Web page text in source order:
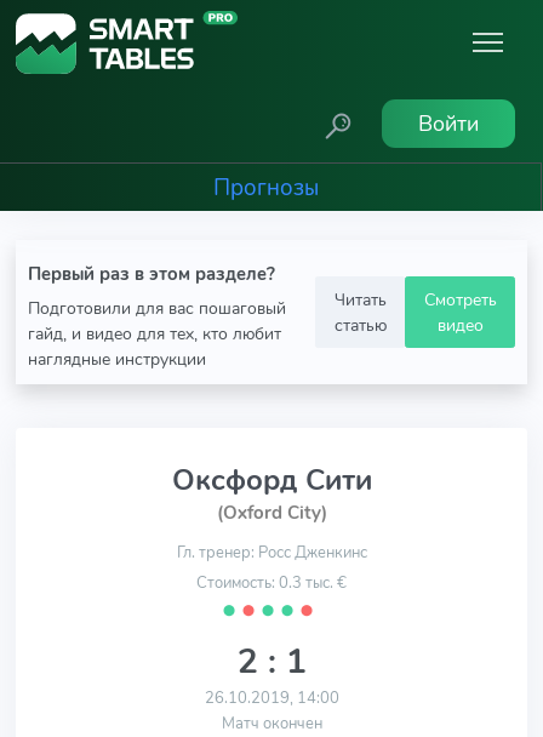
Войти
Прогнозы
Первый раз в этом разделе?
Подготовили для вас пошаговый
гайд, и видео для тех, кто любит
наглядные инструкции
Читать
статью
Смотреть
видео
Оксфорд Сити
(Oxford City)
Гл. тренер: Росс Дженкинс
Стоимость: 0.3 тыс. €
⬤ ⬤ ⬤ ⬤ ⬤
2 : 1
26.10.2019, 14:00
Матч окончен